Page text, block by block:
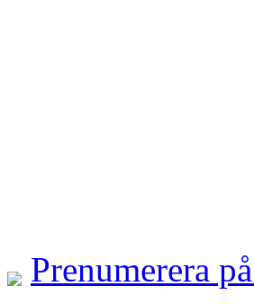
Prenumerera